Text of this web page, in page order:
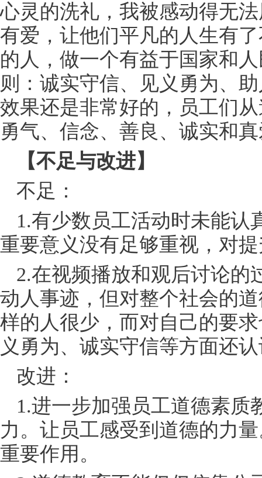
心灵的洗礼，我被感动得无
有爱，让他们平凡的人生有
的人，做一个有益于国家和
则：诚实守信、见义勇为、
效果还是非常好的，员工们
勇气、信念、善良、诚实和
【不足与改进】
不足：
1.有少数员工活动时未能认
重要意义没有足够重视，对
2.在视频播放和观后讨论的
动人事迹，但对整个社会的
样的人很少，而对自己的要
义勇为、诚实守信等方面还
改进：
1.进一步加强员工道德素质
力。让员工感受到道德的力
重要作用。